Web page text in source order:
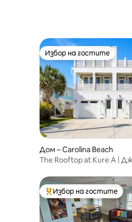
Избор на гостите
Избор на гостите
Дом – Carolina Beach
The Rooftop at Kure A |
Най-популярен избор на
Избор на гостите